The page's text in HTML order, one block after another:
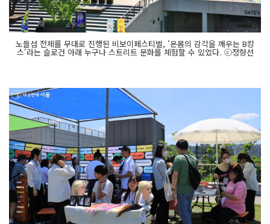
노들섬 전체를 무대로 진행된 비보이페스티벌, '온몸의 감각을 깨우는 B캉
스'라는 슬로건 아래 누구나 스트리트 문화를 체험할 수 있었다. ⓒ정향선